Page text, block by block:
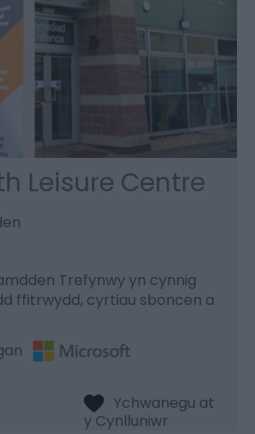
Leisure Centre
Trefynwy yn cynnig
ffitrwydd, cyrtiau sboncen a